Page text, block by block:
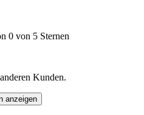
0 von 5 Sternen
Kunden.
anzeigen